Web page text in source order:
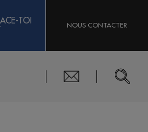
TOI
NOUS CONTACTER